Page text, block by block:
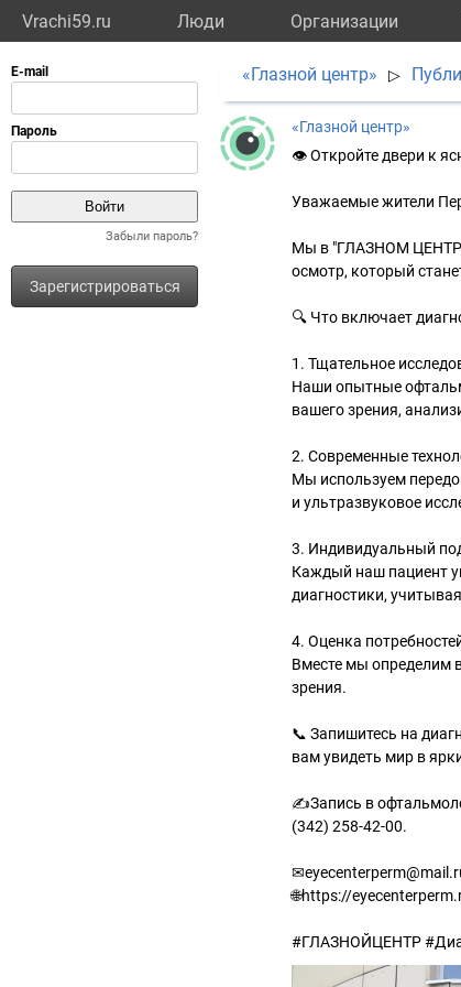
Vrachi59.ru Люди Организации
Забыли пароль?
Зарегистрироваться
«Глазной центр» ▷
«Глазной центр»
👁 Откройте двери к
Уважаемые жители
Мы в "ГЛАЗНОМ
осмотр, который
🔍 Что включает
1. Тщательное
Наши опытные
вашего зрения,
2. Современные
Мы используем
и ультразвуковое
3. Индивидуальный
Каждый наш пациент
диагностики,
4. Оценка
Вместе мы определим
зрения.
📞 Запишитесь на
вам увидеть мир в
✍Запись в
(342) 258-42-00.
🌐https://
#ГЛАЗНОЙЦЕНТР